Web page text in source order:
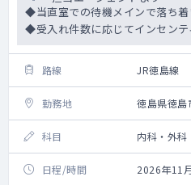
◆当直室での待機メインで落ち
◆受入れ件数に応じてインセンテ
路線 JR徳島線
勤務地 徳島県徳島
科目 内科・外科
日程/時間 2026年11